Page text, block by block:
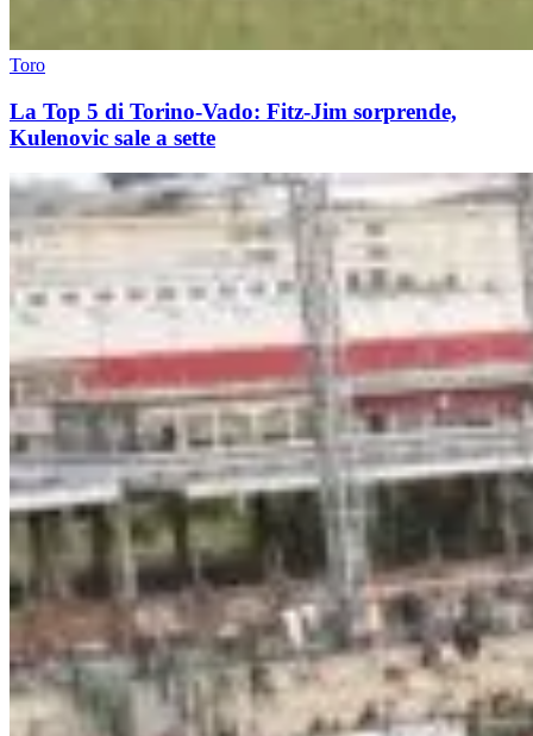
Toro
La Top 5 di Torino-Vado: Fitz-Jim sorprende,
Kulenovic sale a sette